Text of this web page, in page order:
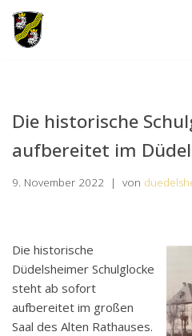
Zum
Die historische
aufbereitet im
9. November 2022 von
Die historische
Düdelsheimer Schulglocke
steht ab sofort
aufbereitet im großen
Saal des Alten Rathauses.